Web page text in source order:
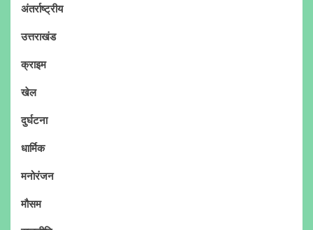
अंतर्राष्ट्रीय
उत्तराखंड
क्राइम
खेल
दुर्घटना
धार्मिक
मनोरंजन
मौसम